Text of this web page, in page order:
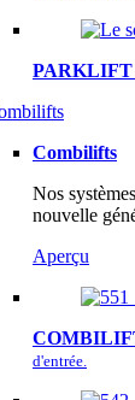
PARKLIFT
Combilifts
Nos
nouvelle
Aperçu
d'entrée.